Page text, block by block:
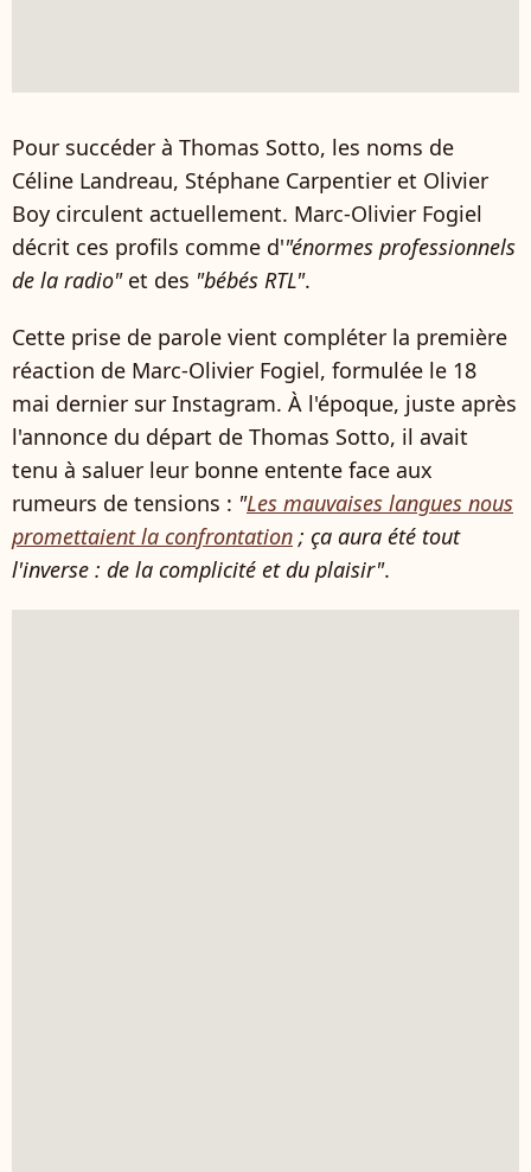
Pour succéder à Thomas Sotto, les noms de
Céline Landreau, Stéphane Carpentier et Olivier
Boy circulent actuellement. Marc-Olivier Fogiel
décrit ces profils comme d'"énormes professionnels
de la radio"et des "bébés RTL".
Cette prise de parole vient compléter la première
réaction de Marc-Olivier Fogiel, formulée le 18
mai dernier sur Instagram. À l'époque, juste après
l'annonce du départ de Thomas Sotto, il avait
tenu à saluer leur bonne entente face aux
rumeurs de tensions : "Les mauvaises langues nous
promettaient la confrontation ; ça aura été tout
l'inverse : de la complicité et du plaisir".